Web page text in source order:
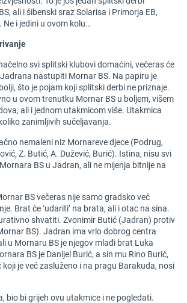
ali i šibenski sraz Solarisa i Primorja EB,
Ne i jedini u ovom kolu…
svi splitski klubovi domaćini, večeras će
nastupiti Mornar BS. Na papiru je
što je pojam koji splitski derbi ne priznaje.
u ovom trenutku Mornar BS u boljem, višem
ali i jednom utakmicom više. Utakmica
zanimljivih sučeljavanja.
nemaleni niz Mornareve djece (Podrug,
Z. Butić, A. Dužević, Burić). Istina, nisu svi
BS u Jadran, ali ne mijenja bitnije na
BS večeras nije samo gradsko već
Brat će ‘udariti’ na brata, ali i otac na sina.
shvatiti. Zvonimir Butić (Jadran) protiv
BS). Jadran ima vrlo dobrog centra
u Mornaru BS je njegov mlađi brat Luka
BS je Danijel Burić, a sin mu Rino Burić,
je već zasluženo i na pragu Barakuda, nosi
bio bi grijeh ovu utakmice i ne pogledati.